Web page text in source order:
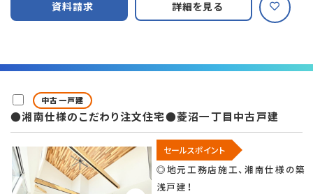
資料請求 詳細を見る
中古一戸建
●湘南仕様のこだわり注文住宅●菱沼一丁目中古戸建
セールスポイント
◎地元工務店施工、湘南仕様の築
浅戸建！